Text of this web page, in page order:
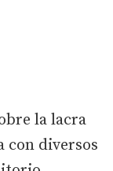
la lacra
con diversos